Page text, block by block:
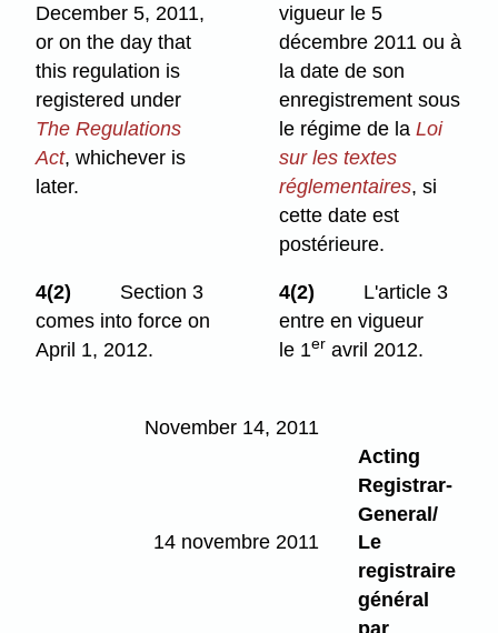
December 5, 2011,
or on the day that
this regulation is
registered under
The Regulations
Act, whichever is
later.
vigueur le 5
décembre 2011 ou à
la date de son
enregistrement sous
le régime de laLoi
sur les textes
réglementaires, si
cette date est
postérieure.
4(2)
Section 3
comes into force on
April 1, 2012.
4(2)
L'article 3
entre en vigueur
le 1er avril 2012.
November 14, 2011
Acting
Registrar-
General/
14 novembre 2011
Le
registraire
général
par